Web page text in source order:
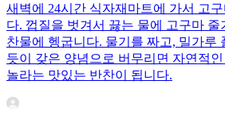
새벽에 24시간 식자재마트에 가서 고
다. 껍질을 벗겨서 끓는 물에 고구마
찬물에 헹굽니다. 물기를 짜고, 밀가루
듯이 갖은 양념으로 버무리면 자연적
놀라는 맛있는 반찬이 됩니다.